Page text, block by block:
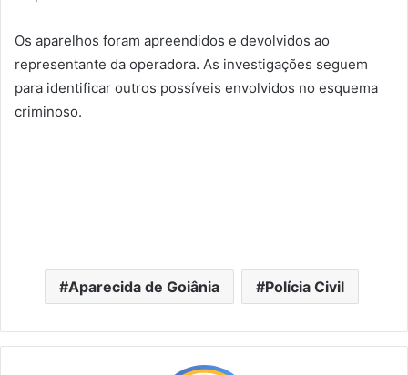
Os aparelhos foram apreendidos e devolvidos ao
representante da operadora. As investigações seguem
para identificar outros possíveis envolvidos no esquema
criminoso.
Aparecida de Goiânia Polícia Civil